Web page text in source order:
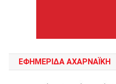
ΕΦΗΜΕΡΙΔΑ ΑΧΑΡΝΑΪΚΗ